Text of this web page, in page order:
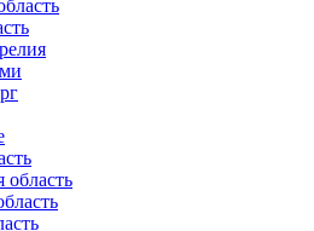
область